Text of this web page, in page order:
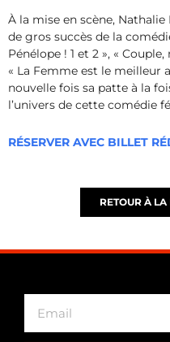
À la mise en scène,
de gros succès de la
Pénélope ! 1 et 2 », «
« La Femme est le meilleur
nouvelle fois sa patte à la
l’univers de cette comédie
RÉSERVER AVEC BILLET
RETOUR À